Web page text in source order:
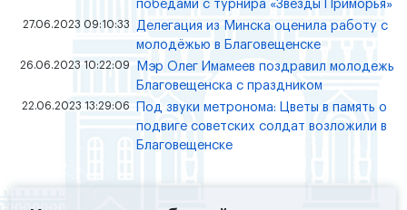
победами с турнира «Звезды Приморья»
27.06.2023 09:10:33
Делегация из Минска оценила работу с
молодёжью в Благовещенске
26.06.2023 10:22:09
Мэр Олег Имамеев поздравил молодежь
Благовещенска с праздником
22.06.2023 13:29:06
Под звуки метронома: Цветы в память о
подвиге советских солдат возложили в
Благовещенске